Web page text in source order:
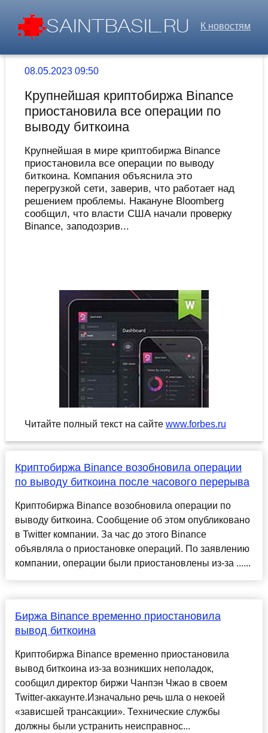
К новостям
08.05.2023 09:50
Крупнейшая криптобиржа Binance
приостановила все операции по
выводу биткоина
Крупнейшая в мире криптобиржа Binance
приостановила все операции по выводу
биткоина. Компания объяснила это
перегрузкой сети, заверив, что работает над
решением проблемы. Накануне Bloomberg
сообщил, что власти США начали проверку
Binance, заподозрив...
Читайте полный текст на сайте www.forbes.ru
Криптобиржа Binance возобновила операции
по выводу биткоина после часового перерыва
Криптобиржа Binance возобновила операции по
выводу биткоина. Сообщение об этом опубликовано
в Twitter компании. За час до этого Binance
объявляла о приостановке операций. По заявлению
компании, операции были приостановлены из-за ......
Биржа Binance временно приостановила
вывод биткоина
Криптобиржа Binance временно приостановила
вывод биткоина из-за возникших неполадок,
сообщил директор биржи Чанпэн Чжао в своем
Twitter-аккаунте.Изначально речь шла о некоей
«зависшей трансакции». Технические службы
должны были устранить неисправнос...